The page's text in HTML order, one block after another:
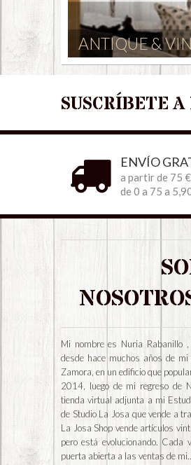
ANTIQUE &
SUSCRÍBETE
ENVÍO
a partir de 75 €
de 0 a 75 a
Mi nombre es Nuria Rabanillo
desde hace muchos años de
Zamora, en un edificio que
2014, luego de mi regreso de
tienda virtual adjunta a mi
de Studio La Josa que vende a
La Josa Shop vende artículos
pero está evolucionando. Cada
puerta abierta a las ventas de